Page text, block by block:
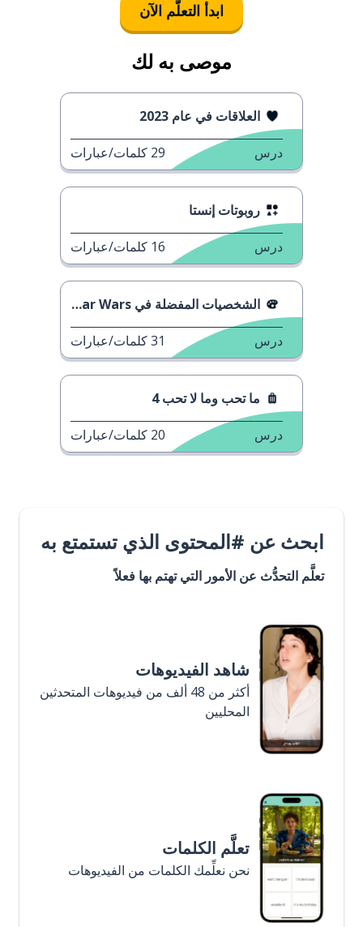
ابدأ التعلُّم الآن
موصى به لك
العلاقات في عام 2023
درس 29 كلمات/عبارات
روبوتات إنستا
درس 16 كلمات/عبارات
الشخصيات المفضلة في Star Wars
درس 31كلمات/عبارات
ما تحب وما لا تحب 4
درس 20 كلمات/عبارات
ابحث عن #المحتوى الذي تستمتع به
تعلَّم التحدُّث عن الأمور التي تهتم بها فعلاً
شاهد الفيديوهات
أكثر من 48 ألف من فيديوهات المتحدثين
المحليين
تعلَّم الكلمات
نحن نعلِّمك الكلمات من الفيديوهات